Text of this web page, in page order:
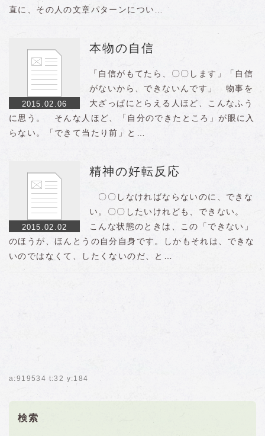
直に、その人の文章パターンについ…
2015.02.06
本物の自信
「自信がもてたら、〇〇します」「自信
がないから、できないんです」 物事を
大ざっぱにとらえる人ほど、こんなふう
に思う。 そんな人ほど、「自分のできたところ」が眼に入
らない。「できて当たり前」と…
2015.02.02
精神の好転反応
〇〇しなければならないのに、できな
い。〇〇したいけれども、できない。
こんな状態のときは、この「できない」
のほうが、ほんとうの自分自身です。しかもそれは、できな
いのではなくて、したくないのだ、と…
a:919534 t:32 y:184
検索